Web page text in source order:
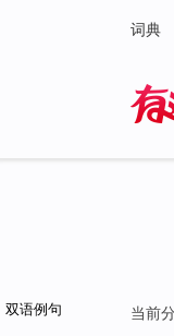
词典
双语例句 当前